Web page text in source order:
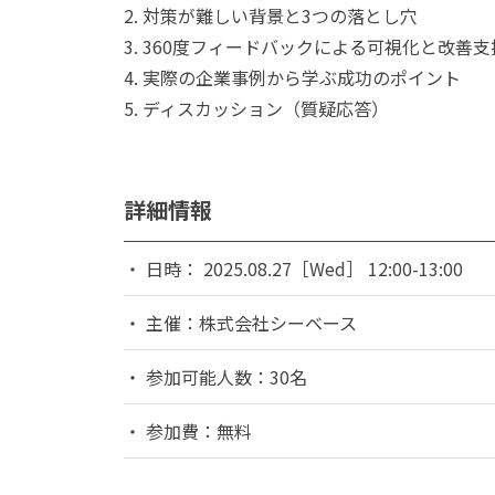
2. 対策が難しい背景と3つの落とし穴
3. 360度フィードバックによる可視化と改善
4. 実際の企業事例から学ぶ成功のポイント
5. ディスカッション（質疑応答）
詳細情報
日時： 2025.08.27［Wed］ 12:00-13:00
主催：株式会社シーベース
参加可能人数：30名
参加費：無料